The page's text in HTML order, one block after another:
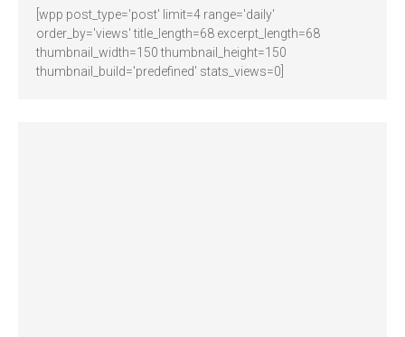
[wpp post_type='post' limit=4 range='daily'
order_by='views' title_length=68 excerpt_length=68
thumbnail_width=150 thumbnail_height=150
thumbnail_build='predefined' stats_views=0]